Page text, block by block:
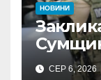
НОВИНИ
СЕР 6, 2026